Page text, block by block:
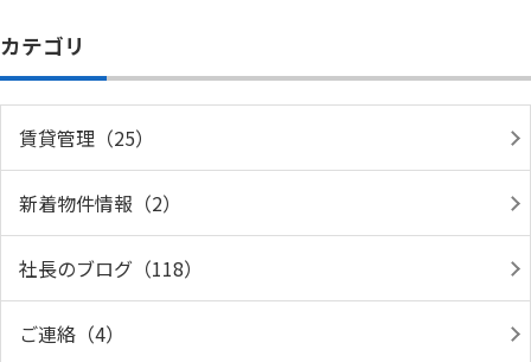
カテゴリ
賃貸管理（25）
新着物件情報（2）
社長のブログ（118）
ご連絡（4）